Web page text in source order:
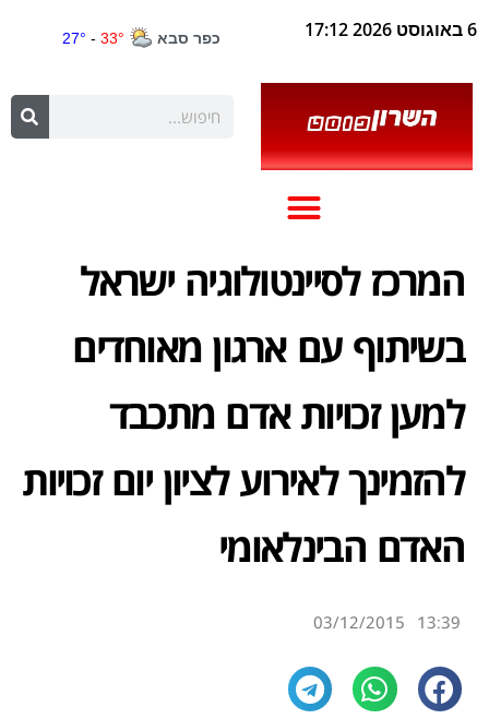
6 באוגוסט 2026 17:12
המרכז לסיינטולוגיה ישראל
בשיתוף עם ארגון מאוחדים
למען זכויות אדם מתכבד
להזמינך לאירוע לציון יום זכויות
האדם הבינלאומי
13:39
03/12/2015